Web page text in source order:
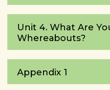
Unit 4. What Are
Whereаbouts?
Appendix 1